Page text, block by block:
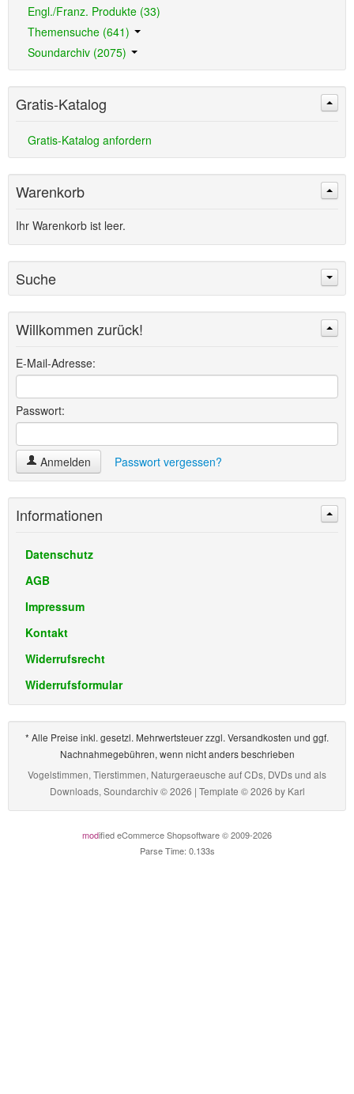
Engl./Franz. Produkte (33)
Themensuche (641)
Soundarchiv (2075)
Gratis-Katalog
Gratis-Katalog anfordern
Warenkorb
Ihr Warenkorb ist leer.
Suche
Willkommen zurück!
E-Mail-Adresse:
Passwort:
Anmelden Passwort vergessen?
Informationen
Datenschutz
AGB
Impressum
Kontakt
Widerrufsrecht
Widerrufsformular
* Alle Preise inkl. gesetzl. Mehrwertsteuer zzgl. Versandkosten und ggf.
Nachnahmegebühren, wenn nicht anders beschrieben
Vogelstimmen, Tierstimmen, Naturgeraeusche auf CDs, DVDs und als
Downloads, Soundarchiv © 2026 | Template © 2026 by Karl
modified eCommerce Shopsoftware © 2009-2026
Parse Time: 0.133s